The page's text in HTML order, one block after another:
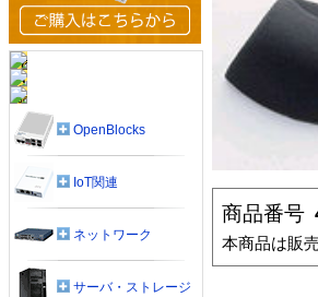
商品番号
本商品は販
OpenBlocks
IoT関連
ネットワーク
サーバ・ストレージ